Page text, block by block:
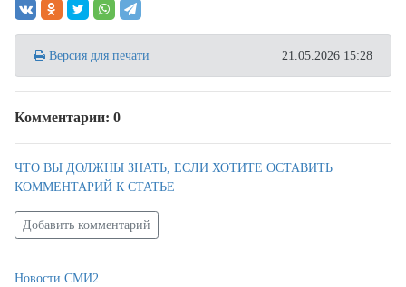
Версия для печати 21.05.2026 15:28
Комментарии: 0
ЧТО ВЫ ДОЛЖНЫ ЗНАТЬ, ЕСЛИ ХОТИТЕ ОСТАВИТЬ
КОММЕНТАРИЙ К СТАТЬЕ
Добавить комментарий
Новости СМИ2